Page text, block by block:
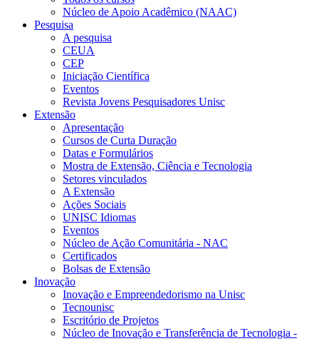
Núcleo de Apoio Acadêmico (NAAC)
Pesquisa
A pesquisa
CEUA
CEP
Iniciação Científica
Eventos
Revista Jovens Pesquisadores Unisc
Extensão
Apresentação
Cursos de Curta Duração
Datas e Formulários
Mostra de Extensão, Ciência e Tecnologia
Setores vinculados
A Extensão
Ações Sociais
UNISC Idiomas
Eventos
Núcleo de Ação Comunitária - NAC
Certificados
Bolsas de Extensão
Inovação
Inovação e Empreendedorismo na Unisc
Tecnounisc
Escritório de Projetos
Núcleo de Inovação e Transferência de Tecnologia -